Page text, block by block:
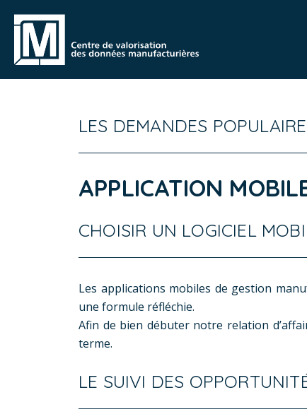
LES DEMANDES
APPLICATION
CHOISIR UN LOGICIEL
​Les applications mobiles de gestion
une formule réfléchie.
​Afin de bien débuter notre relation
terme.
LE SUIVI DES